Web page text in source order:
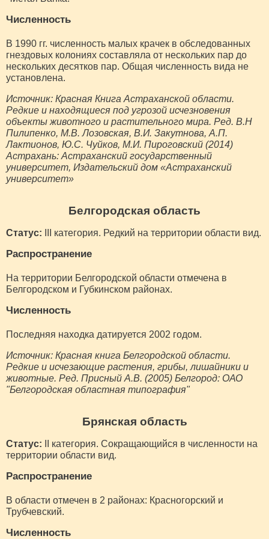
Численность
В 1990 гг. численность малых крачек в обследованных
гнездовых колониях составляла от нескольких пар до
нескольких десятков пар. Общая численность вида не
установлена.
Источник: Красная Книга Астраханской области.
Редкие и находящиеся под угрозой исчезновения
объекты животного и растительного мира. Ред. В.Н
Пилипенко, М.В. Лозовская, В.И. Закутнова, А.П.
Лактионов, Ю.С. Чуйков, М.И. Пироговский (2014)
Астрахань: Астраханский государственный
университет, Издательский дом «Астраханский
университет»
Белгородская область
Статус: III категория. Редкий на территории области вид.
Распространение
На территории Белгородской области отмечена в
Белгородском и Губкинском районах.
Численность
Последняя находка датируется 2002 годом.
Источник: Красная книга Белгородской области.
Редкие и исчезающие растения, грибы, лишайники и
животные. Ред. Присный А.В. (2005) Белгород: ОАО
"Белгородская областная типография"
Брянская область
Статус: II категория. Сокращающийся в численности на
территории области вид.
Распространение
В области отмечен в 2 районах: Красногорский и
Трубчевский.
Численность